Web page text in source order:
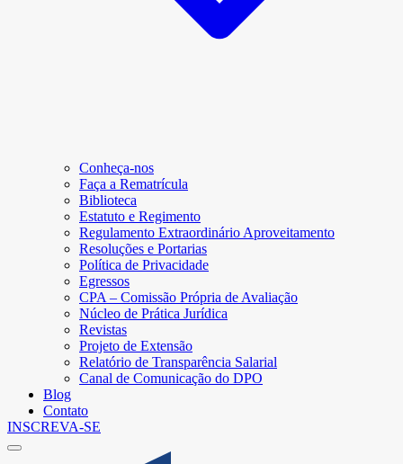
Conheça-nos
Faça a Rematrícula
Biblioteca
Estatuto e Regimento
Regulamento Extraordinário Aproveitamento
Resoluções e Portarias
Política de Privacidade
Egressos
CPA – Comissão Própria de Avaliação
Núcleo de Prática Jurídica
Revistas
Projeto de Extensão
Relatório de Transparência Salarial
Canal de Comunicação do DPO
Blog
Contato
INSCREVA-SE